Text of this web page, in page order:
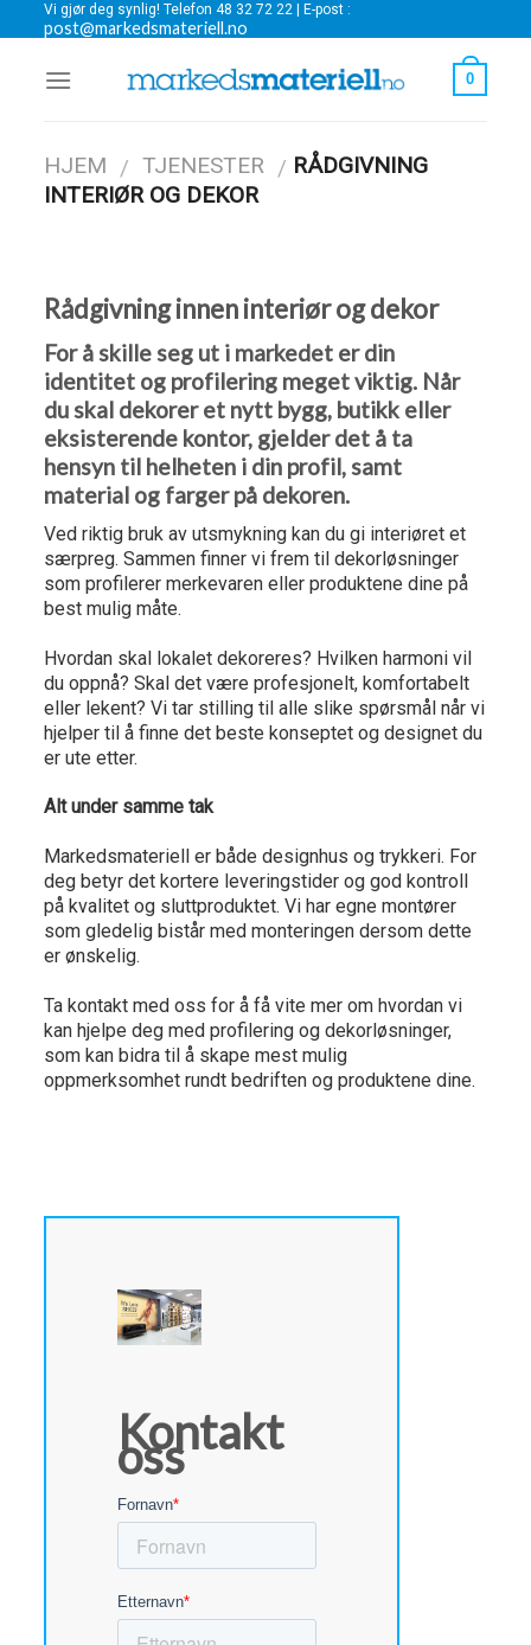
to
content
Vi gjør deg synlig! Telefon 48 32 72 22 | E-post :
post@markedsmateriell.no
0
HJEM / TJENESTER / RÅDGIVNING
INTERIØR OG DEKOR
Rådgivning innen interiør og dekor
For å skille seg ut i markedet er din
identitet og profilering meget viktig. Når
du skal dekorer et nytt bygg, butikk eller
eksisterende kontor, gjelder det å ta
hensyn til helheten i din profil, samt
material og farger på dekoren.
Ved riktig bruk av utsmykning kan du gi interiøret et
særpreg. Sammen finner vi frem til dekorløsninger
som profilerer merkevaren eller produktene dine på
best mulig måte.
Hvordan skal lokalet dekoreres? Hvilken harmoni vil
du oppnå? Skal det være profesjonelt, komfortabelt
eller lekent? Vi tar stilling til alle slike spørsmål når vi
hjelper til å finne det beste konseptet og designet du
er ute etter.
Alt under samme tak
Markedsmateriell er både designhus og trykkeri. For
deg betyr det kortere leveringstider og god kontroll
på kvalitet og sluttproduktet. Vi har egne montører
som gledelig bistår med monteringen dersom dette
er ønskelig.
Ta kontakt med oss for å få vite mer om hvordan vi
kan hjelpe deg med profilering og dekorløsninger,
som kan bidra til å skape mest mulig
oppmerksomhet rundt bedriften og produktene dine.
Kontakt
oss